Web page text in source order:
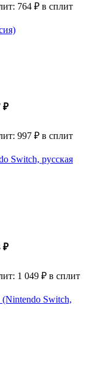
764 ₽ в сплит
₽
997 ₽ в сплит
Switch, русская
₽
1 049 ₽ в сплит
Switch,